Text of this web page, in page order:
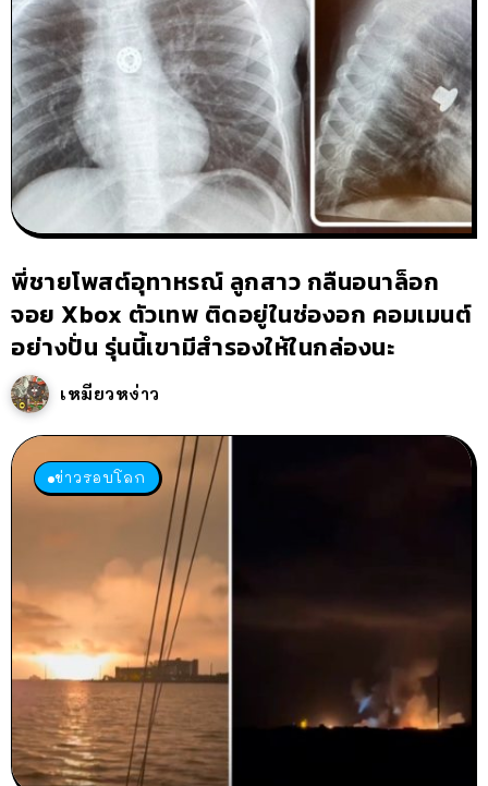
พี่ชายโพสต์อุทาหรณ์ ลูกสาว กลืนอนาล็อก
จอย Xbox ตัวเทพ ติดอยู่ในช่องอก คอมเมนต์
อย่างปั่น รุ่นนี้เขามีสำรองให้ในกล่องนะ
เหมียวหง่าว
ข่าวรอบโลก